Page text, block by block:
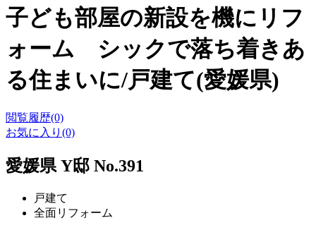
子ども部屋の新設を機にリフ
ォーム シックで落ち着きあ
る住まいに/戸建て(愛媛県)
閲覧履歴(0)
お気に入り(0)
愛媛県 Y邸 No.391
戸建て
全面リフォーム